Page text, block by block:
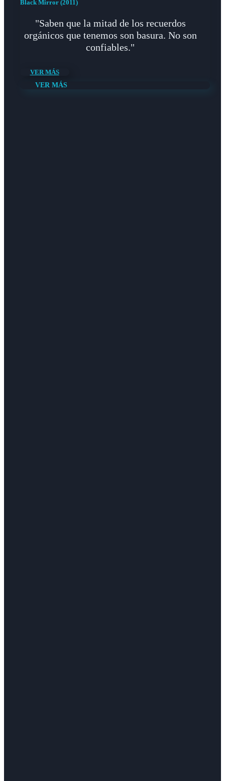
Black Mirror (2011)
"Saben que la mitad de los recuerdos
orgánicos que tenemos son basura. No son
confiables."
VER MÁS
VER MÁS